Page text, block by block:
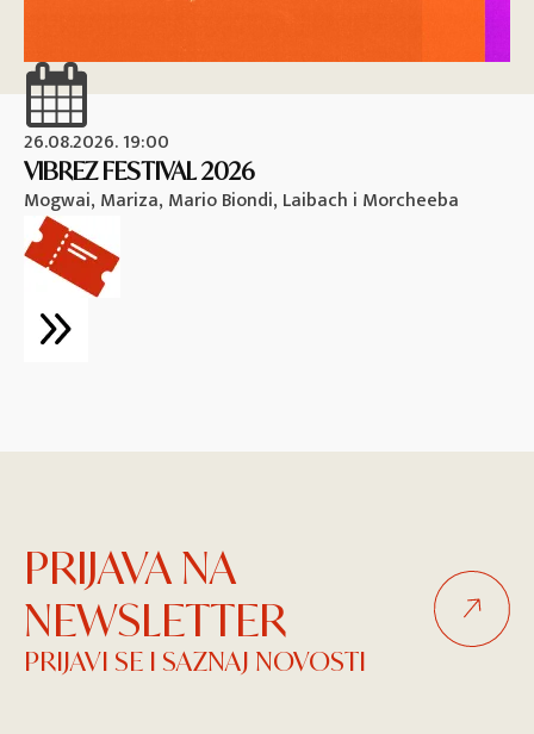
26.08.2026. 19:00
VIBREZ FESTIVAL 2026
Mogwai, Mariza, Mario Biondi, Laibach i Morcheeba
PRIJAVA NA
NEWSLETTER
PRIJAVI SE I SAZNAJ NOVOSTI